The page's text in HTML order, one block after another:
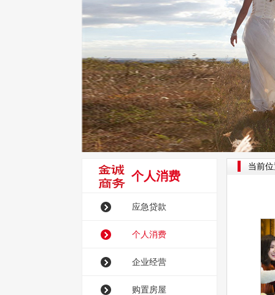
个人消费
应急贷款
个人消费
企业经营
购置房屋
当前